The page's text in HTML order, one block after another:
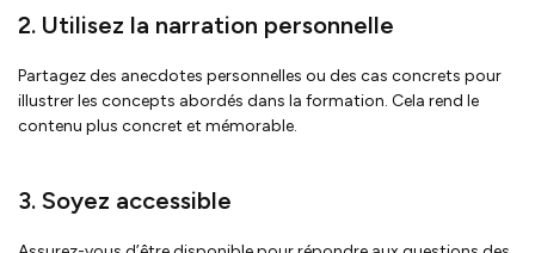
2. Utilisez la narration personnelle
Partagez des anecdotes personnelles ou des cas concrets pour
illustrer les concepts abordés dans la formation. Cela rend le
contenu plus concret et mémorable.
3. Soyez accessible